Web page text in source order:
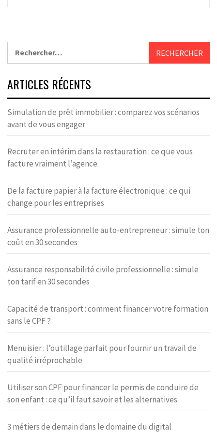
ARTICLES RÉCENTS
Simulation de prêt immobilier : comparez vos scénarios
avant de vous engager
Recruter en intérim dans la restauration : ce que vous
facture vraiment l’agence
De la facture papier à la facture électronique : ce qui
change pour les entreprises
Assurance professionnelle auto-entrepreneur : simule ton
coût en 30 secondes
Assurance responsabilité civile professionnelle : simule
ton tarif en 30 secondes
Capacité de transport : comment financer votre formation
sans le CPF ?
Menuisier : l’outillage parfait pour fournir un travail de
qualité irréprochable
Utiliser son CPF pour financer le permis de conduire de
son enfant : ce qu’il faut savoir et les alternatives
3 métiers de demain dans le domaine du digital